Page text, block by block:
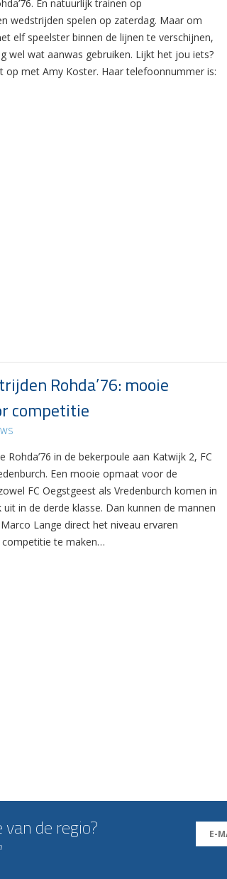
En natuurlijk trainen op
wedstrijden spelen op zaterdag. Maar om
elf speelster binnen de lijnen te verschijnen,
wel wat aanwas gebruiken. Lijkt het jou iets?
op met Amy Koster. Haar telefoonnummer is:
Rohda’76: mooie
competitie
Rohda’76 in de bekerpoule aan Katwijk 2, FC
Een mooie opmaat voor de
FC Oegstgeest als Vredenburch komen in
in de derde klasse. Dan kunnen de mannen
Lange direct het niveau ervaren
te maken…
de regio?